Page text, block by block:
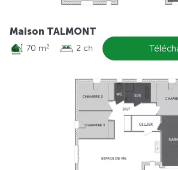
Maison TALMONT
70 m2 2 ch